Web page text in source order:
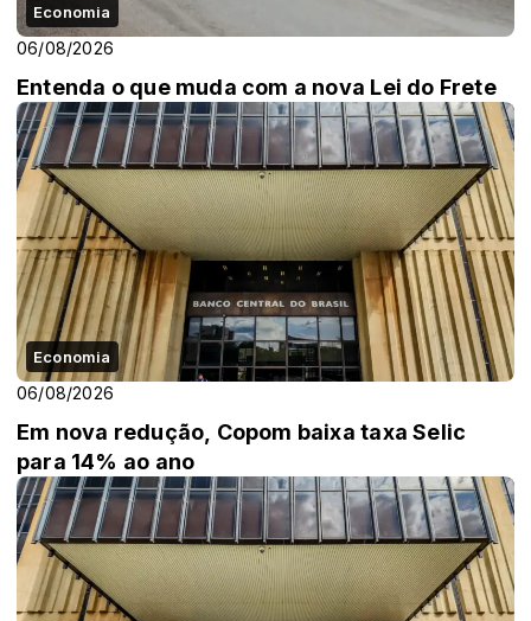
Economia
06/08/2026
Entenda o que muda com a nova Lei do Frete
Economia
06/08/2026
Em nova redução, Copom baixa taxa Selic
para 14% ao ano